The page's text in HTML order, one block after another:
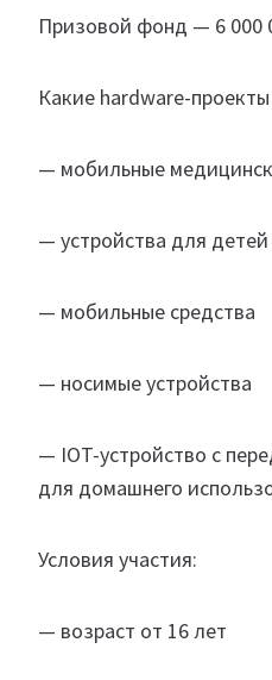
Призовой фонд — 6 000
Какие hardware-
— мобильные
— устройства для
— мобильные средства
— носимые устройства
— IOT-устройство с
для домашнего
Условия участия:
— возраст от 16 лет